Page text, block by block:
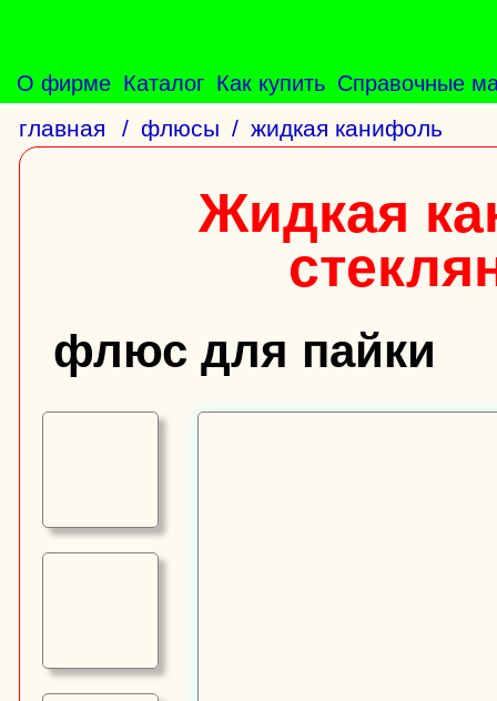
О фирме Каталог Как купить Справочные
главная / флюсы / жидкая канифоль
Жидкая
флюс для пайки